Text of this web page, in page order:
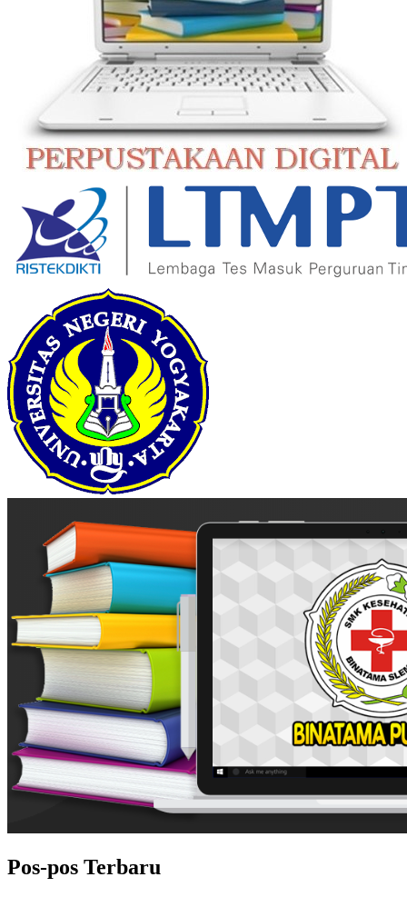
Pos-pos Terbaru